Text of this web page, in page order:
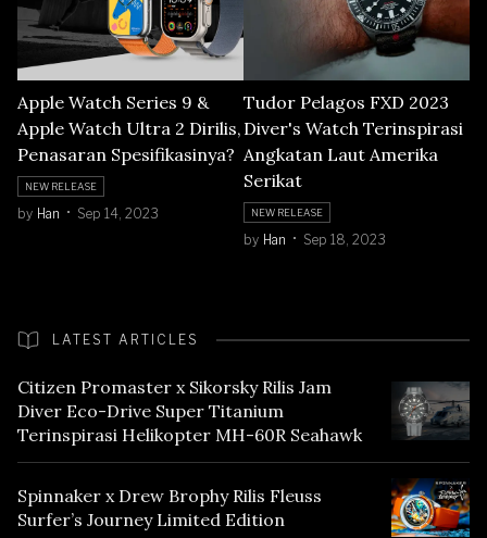
Apple Watch Series 9 &
Apple Watch Ultra 2 Dirilis,
Penasaran Spesifikasinya?
NEW RELEASE
by Han Sep 14, 2023
Tudor Pelagos FXD 2023
Diver's Watch Terinspirasi
Angkatan Laut Amerika
Serikat
NEW RELEASE
by Han Sep 18, 2023
LATEST ARTICLES
Citizen Promaster x Sikorsky Rilis Jam
Diver Eco-Drive Super Titanium
Terinspirasi Helikopter MH-60R Seahawk
Spinnaker x Drew Brophy Rilis Fleuss
Surfer’s Journey Limited Edition